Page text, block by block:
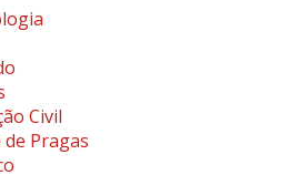
Civil
Pragas